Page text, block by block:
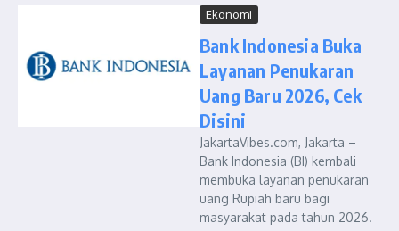
Ekonomi
Bank Indonesia Buka
Layanan Penukaran
Uang Baru 2026, Cek
Disini
JakartaVibes.com, Jakarta –
Bank Indonesia (BI) kembali
membuka layanan penukaran
uang Rupiah baru bagi
masyarakat pada tahun 2026.